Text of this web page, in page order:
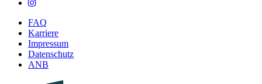
FAQ
Karriere
Impressum
Datenschutz
ANB